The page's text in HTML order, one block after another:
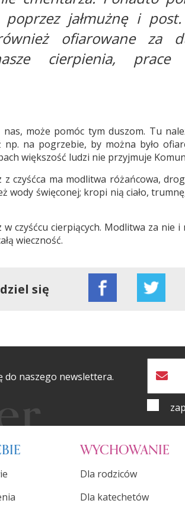
jałmużnę i
ofiarowane za
cierpienia, prace
może pomóc tym duszom. Tu
na pogrzebie, by można było
większość ludzi nie przyjmuje
z czyśćca ma modlitwa różańcowa,
wody święconej; kropi nią ciało,
czyśćcu cierpiących. Modlitwa za nie i
wieczność.
się
do naszego newslettera.
WYCHOWANIE
Dla rodziców
Dla katechetów